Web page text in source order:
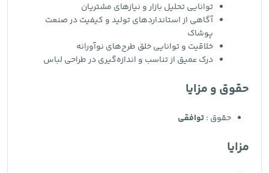
توانایی تحلیل بازار و نیازهای مشتریان
آگاهی از استانداردهای تولید و کیفیت در صنعت
پوشاک
خلاقیت و توانایی خلق طرح‌های نوآورانه
درک عمیق از تناسب و اندازه‌گیری در طراحی لباس
حقوق و مزایا
حقوق :توافقی
مزایا